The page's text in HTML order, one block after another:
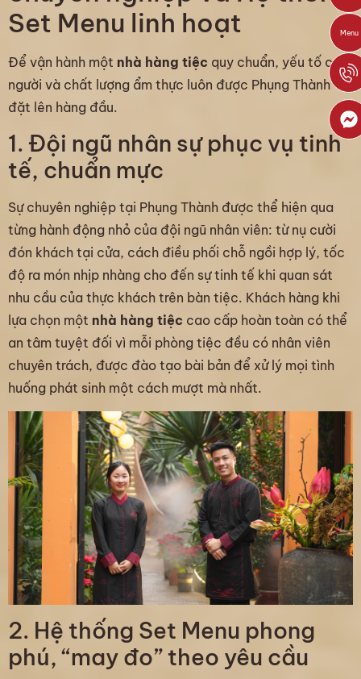
Menu
Set Menu linh hoạt
Để vận hành một nhà hàng tiệc quy chuẩn, yếu tố con
người và chất lượng ẩm thực luôn được Phụng Thành
đặt lên hàng đầu.
1. Đội ngũ nhân sự phục vụ tinh
tế, chuẩn mực
Sự chuyên nghiệp tại Phụng Thành được thể hiện qua
từng hành động nhỏ của đội ngũ nhân viên: từ nụ cười
đón khách tại cửa, cách điều phối chỗ ngồi hợp lý, tốc
độ ra món nhịp nhàng cho đến sự tinh tế khi quan sát
nhu cầu của thực khách trên bàn tiệc. Khách hàng khi
lựa chọn một nhà hàng tiệc cao cấp hoàn toàn có thể
an tâm tuyệt đối vì mỗi phòng tiệc đều có nhân viên
chuyên trách, được đào tạo bài bản để xử lý mọi tình
huống phát sinh một cách mượt mà nhất.
2. Hệ thống Set Menu phong
phú, “may đo” theo yêu cầu